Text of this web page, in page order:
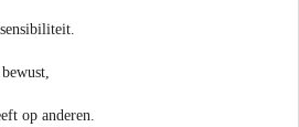
op anderen.